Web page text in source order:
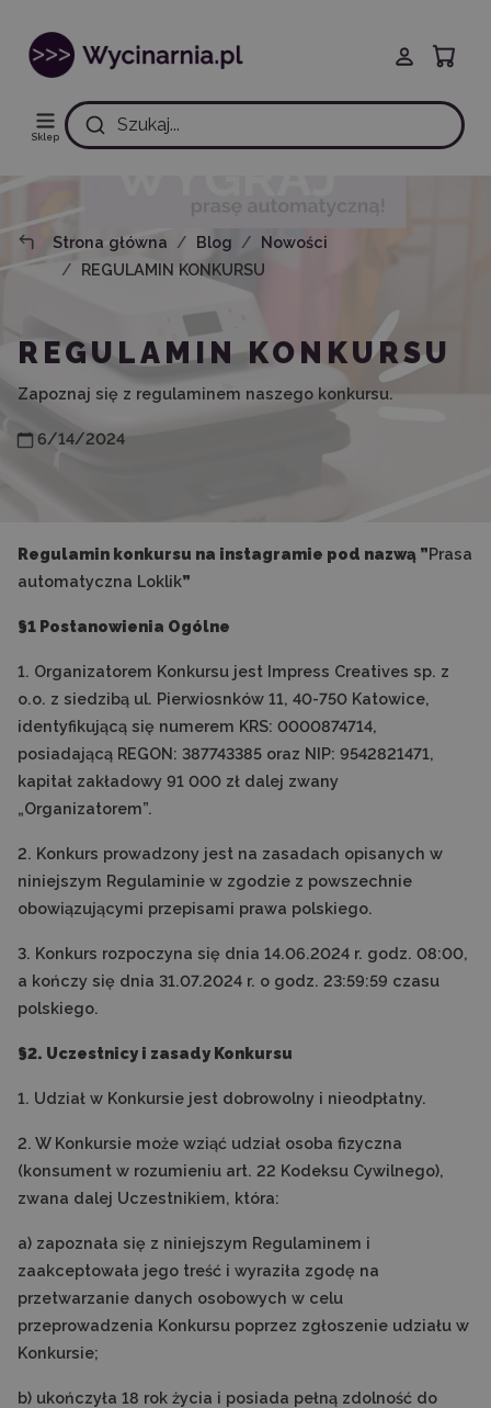
Sklep
Szukaj...
Strona główna Blog
Nowości
REGULAMIN KONKURSU
REGULAMIN KONKURSU
Zapoznaj się z regulaminem naszego konkursu.
6/14/2024
Regulamin konkursu na instagramie pod nazwą ”Prasa
automatyczna Loklik”
§1 Postanowienia Ogólne
1. Organizatorem Konkursu jest Impress Creatives sp. z
o.o. z siedzibą ul. Pierwiosnków 11, 40-750 Katowice,
identyfikującą się numerem KRS: 0000874714,
posiadającą REGON: 387743385 oraz NIP: 9542821471,
kapitał zakładowy 91 000 zł dalej zwany
„Organizatorem”.
2. Konkurs prowadzony jest na zasadach opisanych w
niniejszym Regulaminie w zgodzie z powszechnie
obowiązującymi przepisami prawa polskiego.
3. Konkurs rozpoczyna się dnia 14.06.2024 r. godz. 08:00,
a kończy się dnia 31.07.2024 r. o godz. 23:59:59 czasu
polskiego.
§2. Uczestnicy i zasady Konkursu
1. Udział w Konkursie jest dobrowolny i nieodpłatny.
2. W Konkursie może wziąć udział osoba fizyczna
(konsument w rozumieniu art. 22 Kodeksu Cywilnego),
zwana dalej Uczestnikiem, która:
a) zapoznała się z niniejszym Regulaminem i
zaakceptowała jego treść i wyraziła zgodę na
przetwarzanie danych osobowych w celu
przeprowadzenia Konkursu poprzez zgłoszenie udziału w
Konkursie;
b) ukończyła 18 rok życia i posiada pełną zdolność do